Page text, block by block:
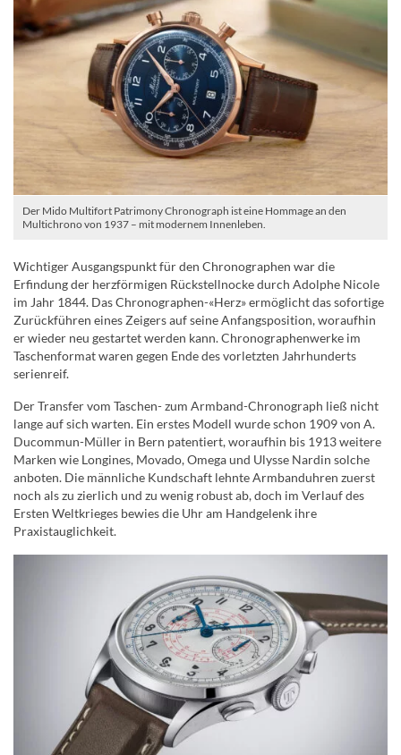
Der Mido Multifort Patrimony Chronograph ist eine Hommage an den
Multichrono von 1937 – mit modernem Innenleben.
Wichtiger Ausgangspunkt für den Chronographen war die
Erfindung der herzförmigen Rückstellnocke durch Adolphe Nicole
im Jahr 1844. Das Chronographen-«Herz» ermöglicht das sofortige
Zurückführen eines Zeigers auf seine Anfangsposition, woraufhin
er wieder neu gestartet werden kann. Chronographenwerke im
Taschenformat waren gegen Ende des vorletzten Jahrhunderts
serienreif.
Der Transfer vom Taschen- zum Armband-Chronograph ließ nicht
lange auf sich warten. Ein erstes Modell wurde schon 1909 von A.
Ducommun-Müller in Bern patentiert, woraufhin bis 1913 weitere
Marken wie Longines, Movado, Omega und Ulysse Nardin solche
anboten. Die männliche Kundschaft lehnte Armbanduhren zuerst
noch als zu zierlich und zu wenig robust ab, doch im Verlauf des
Ersten Weltkrieges bewies die Uhr am Handgelenk ihre
Praxistauglichkeit.